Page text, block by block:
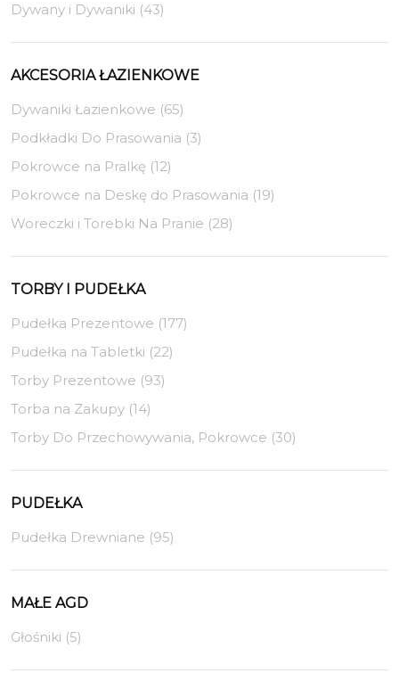
Dywany i Dywaniki (43)
AKCESORIA ŁAZIENKOWE
Dywaniki Łazienkowe (65)
Podkładki Do Prasowania (3)
Pokrowce na Pralkę (12)
Pokrowce na Deskę do Prasowania (19)
Woreczki i Torebki Na Pranie (28)
TORBY I PUDEŁKA
Pudełka Prezentowe (177)
Pudełka na Tabletki (22)
Torby Prezentowe (93)
Torba na Zakupy (14)
Torby Do Przechowywania, Pokrowce (30)
PUDEŁKA
Pudełka Drewniane (95)
MAŁE AGD
Głośniki (5)